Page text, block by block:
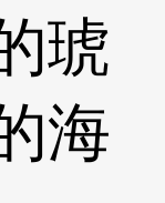
琥
海